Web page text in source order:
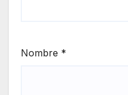
Nombre *